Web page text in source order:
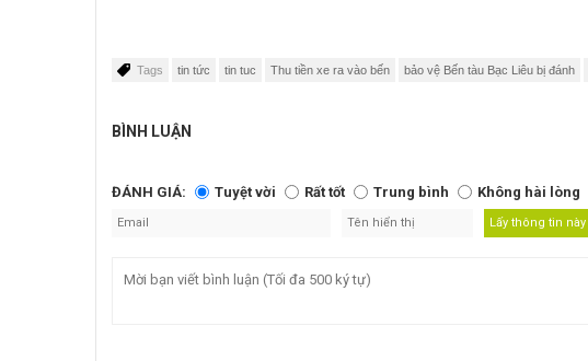
Tags tin tức tin tuc Thu tiền xe ra vào bến bảo vệ Bến tàu Bạc Liêu bị đánh
BÌNH LUẬN
ĐÁNH GIÁ: Tuyệt vời Rất tốt Trung bình Không hài lòng